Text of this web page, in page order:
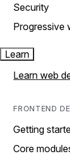
Security
Progressive
Learn
Learn web
FRONTEND
Getting
Core